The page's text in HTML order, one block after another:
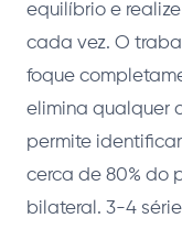
equilíbrio e
cada vez. O
foque
elimina qualquer
permite
cerca de 80% do
bilateral. 3-4